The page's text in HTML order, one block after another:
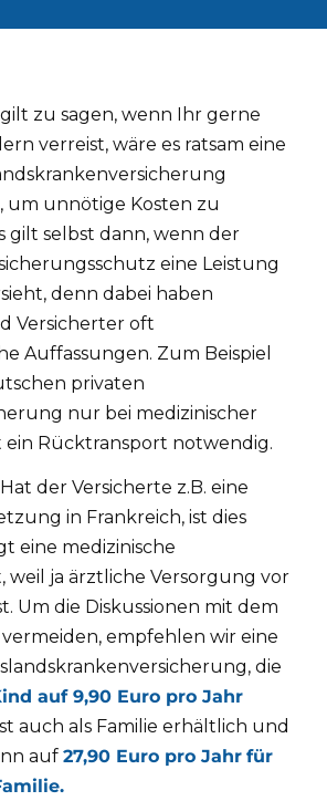
zu sagen, wenn Ihr gerne
verreist, wäre es ratsam eine
um unnötige Kosten zu
gilt selbst dann, wenn der
eine Leistung
denn dabei haben
Versicherter oft
Auffassungen. Zum Beispiel
privaten
nur bei medizinischer
Rücktransport notwendig.
der Versicherte z.B. eine
in Frankreich, ist dies
eine medizinische
weil ja ärztliche Versorgung vor
Um die Diskussionen mit dem
empfehlen wir eine
die
auf 9,90 Euro pro Jahr
auch als Familie erhältlich und
auf 27,90 Euro pro Jahr für